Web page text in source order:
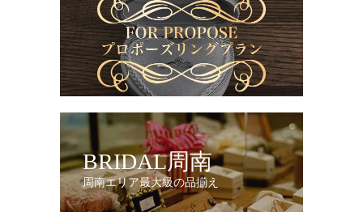
BRIDAL周南
周南エリア最大級の品揃え